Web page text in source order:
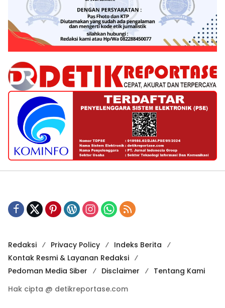
Redaksi Privacy Policy
Indeks Berita
Kontak Resmi & Layanan Redaksi
Pedoman Media Siber
Disclaimer
Tentang Kami
Hak cipta @ detikreportase.com